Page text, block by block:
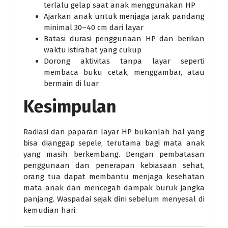
terlalu gelap saat anak menggunakan HP
Ajarkan anak untuk menjaga jarak pandang
minimal 30–40 cm dari layar
Batasi durasi penggunaan HP dan berikan
waktu istirahat yang cukup
Dorong aktivitas tanpa layar seperti
membaca buku cetak, menggambar, atau
bermain di luar
Kesimpulan
Radiasi dan paparan layar HP bukanlah hal yang
bisa dianggap sepele, terutama bagi mata anak
yang masih berkembang. Dengan pembatasan
penggunaan dan penerapan kebiasaan sehat,
orang tua dapat membantu menjaga kesehatan
mata anak dan mencegah dampak buruk jangka
panjang. Waspadai sejak dini sebelum menyesal di
kemudian hari.